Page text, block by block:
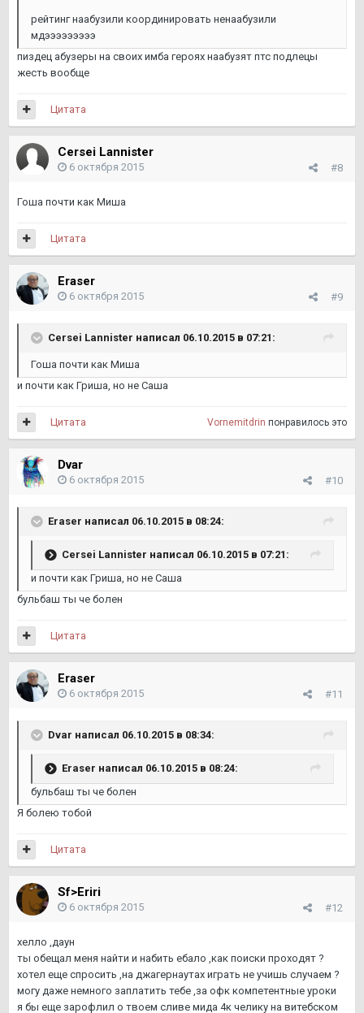
рейтинг наабузили координировать ненаабузили
мдэээээээээ
пиздец абузеры на своих имба героях наабузят птс подлецы
жесть вообще
Цитата
Cersei Lannister
#8
6 октября 2015
Гоша почти как Миша
Цитата
Eraser
#9
6 октября 2015
Cersei Lannister написал 06.10.2015 в 07:21:
Гоша почти как Миша
и почти как Гриша, но не Саша
Vornemitdrin понравилось это
Цитата
Dvar
#10
6 октября 2015
Eraser написал 06.10.2015 в 08:24:
Cersei Lannister написал 06.10.2015 в 07:21:
и почти как Гриша, но не Саша
бульбаш ты че болен
Цитата
Eraser
#11
6 октября 2015
Dvar написал 06.10.2015 в 08:34:
Eraser написал 06.10.2015 в 08:24:
бульбаш ты че болен
Я болею тобой
Цитата
Sf>Eriri
#12
6 октября 2015
хелло ,даун
ты обещал меня найти и набить ебало ,как поиски проходят ?
хотел еще спросить ,на джагернаутах играть не учишь случаем ?
могу даже немного заплатить тебе ,за офк компетентные уроки
я бы еще зарофлил о твоем сливе мида 4к челику на витебском